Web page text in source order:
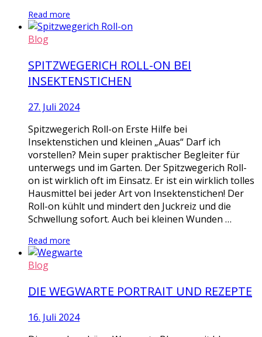
Read more
Blog
SPITZWEGERICH ROLL-ON BEI
INSEKTENSTICHEN
27. Juli 2024
Spitzwegerich Roll-on Erste Hilfe bei
Insektenstichen und kleinen „Auas“ Darf ich
vorstellen? Mein super praktischer Begleiter für
unterwegs und im Garten. Der Spitzwegerich Roll-
on ist wirklich oft im Einsatz. Er ist ein wirklich tolles
Hausmittel bei jeder Art von Insektenstichen! Der
Roll-on kühlt und mindert den Juckreiz und die
Schwellung sofort. Auch bei kleinen Wunden …
Read more
Blog
DIE WEGWARTE PORTRAIT UND REZEPTE
16. Juli 2024